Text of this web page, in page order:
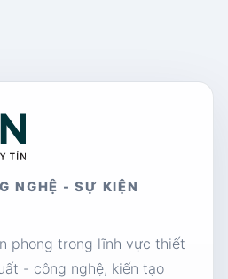
NGHỆ - SỰ KIỆN
phong trong lĩnh vực thiết
- công nghệ, kiến tạo